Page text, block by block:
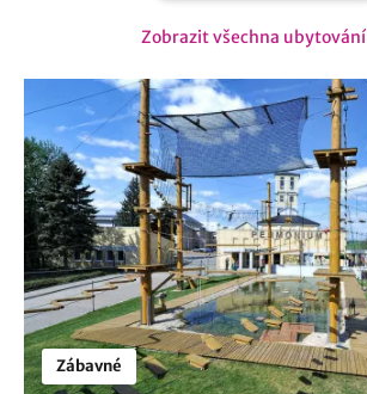
Zobrazit všechna ubytování
Zábavné